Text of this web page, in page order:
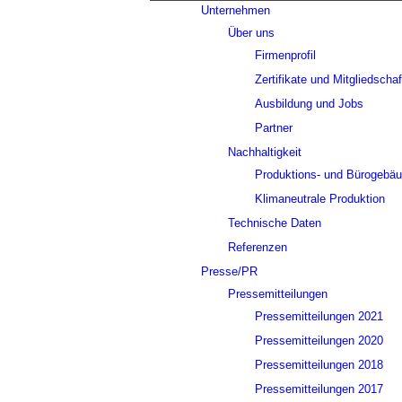
Unternehmen
Über uns
Firmenprofil
Zertifikate und
Ausbildung und Jobs
Partner
Nachhaltigkeit
Produktions- und
Klimaneutrale Produktion
Technische Daten
Referenzen
Presse/PR
Pressemitteilungen
Pressemitteilungen 2021
Pressemitteilungen 2020
Pressemitteilungen 2018
Pressemitteilungen 2017